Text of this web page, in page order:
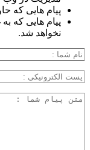
پیام هایی که
پیام هایی که
نخواهد شد.